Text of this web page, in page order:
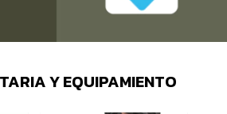
Y EQUIPAMIENTO